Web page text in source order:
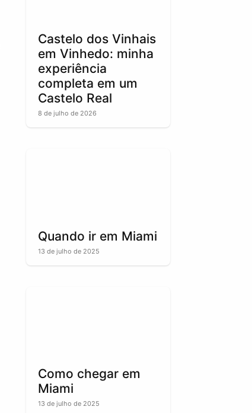
Castelo dos Vinhais
em Vinhedo: minha
experiência
completa em um
Castelo Real
8 de julho de 2026
Quando ir em Miami
13 de julho de 2025
Como chegar em
Miami
13 de julho de 2025